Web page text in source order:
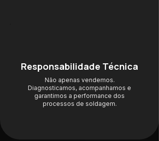
Responsabilidade Técnica
Não apenas vendemos.
Diagnosticamos, acompanhamos e
garantimos a performance dos
processos de soldagem.